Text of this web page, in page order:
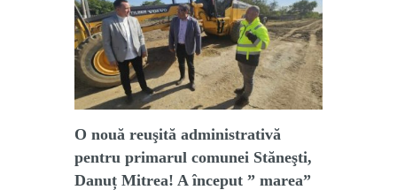
O nouă reuşită administrativă
pentru primarul comunei Stăneşti,
Danuț Mitrea! A început ” marea”